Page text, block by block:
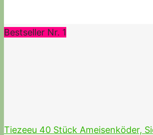
Bestseller Nr. 1
Tiezeeu 40 Stück Ameisenköder,